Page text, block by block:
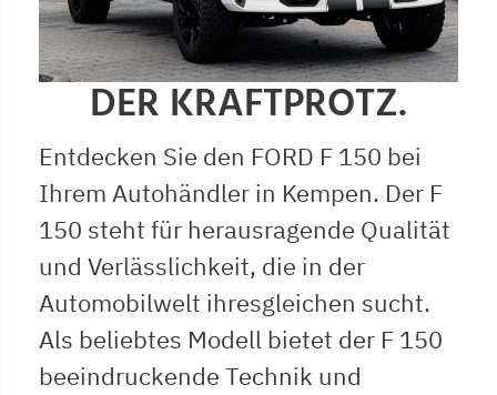
DER KRAFTPROTZ.
Entdecken Sie den FORD F 150 bei
Ihrem Autohändler in Kempen. Der F
150 steht für herausragende Qualität
und Verlässlichkeit, die in der
Automobilwelt ihresgleichen sucht.
Als beliebtes Modell bietet der F 150
beeindruckende Technik und